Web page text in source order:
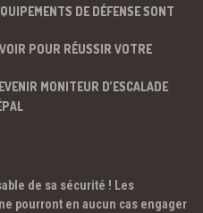
DE DÉFENSE SONT
POUR RÉUSSIR VOTRE
MONITEUR D’ESCALADE
de sa sécurité ! Les
pourront en aucun cas engager